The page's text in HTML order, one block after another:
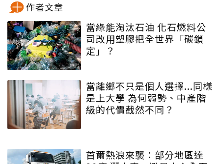
作者文章
當綠能淘汰石油 化石燃料公
司改用塑膠把全世界「碳鎖
定」？
當離鄉不只是個人選擇...同樣
是上大學 為何弱勢、中產階
級的代價截然不同？
首爾熱浪來襲：部分地區達